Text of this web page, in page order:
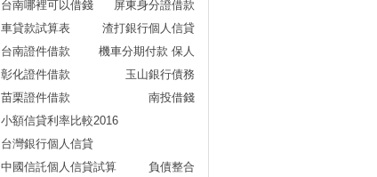
台南哪裡可以借錢
屏東身分證借款
車貸款試算表
渣打銀行個人信貸
台南證件借款
機車分期付款 保人
彰化證件借款
玉山銀行債務
苗栗證件借款
南投借錢
小額信貸利率比較2016
台灣銀行個人信貸
中國信託個人信貸試算
負債整合